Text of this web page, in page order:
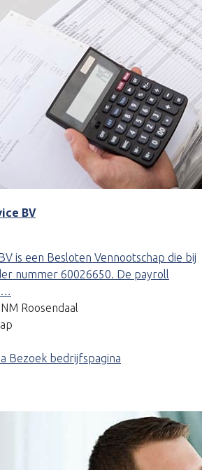
BV
is een Besloten Vennootschap die bij
nummer 60026650. De payroll
Roosendaal
Bezoek bedrijfspagina